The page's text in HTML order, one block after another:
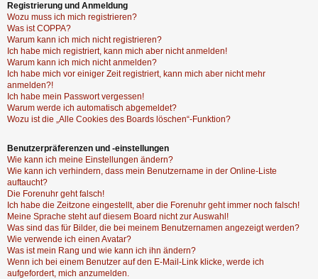
Registrierung und Anmeldung
Wozu muss ich mich registrieren?
Was ist COPPA?
Warum kann ich mich nicht registrieren?
Ich habe mich registriert, kann mich aber nicht anmelden!
Warum kann ich mich nicht anmelden?
Ich habe mich vor einiger Zeit registriert, kann mich aber nicht mehr
anmelden?!
Ich habe mein Passwort vergessen!
Warum werde ich automatisch abgemeldet?
Wozu ist die „Alle Cookies des Boards löschen“-Funktion?
Benutzerpräferenzen und -einstellungen
Wie kann ich meine Einstellungen ändern?
Wie kann ich verhindern, dass mein Benutzername in der Online-Liste
auftaucht?
Die Forenuhr geht falsch!
Ich habe die Zeitzone eingestellt, aber die Forenuhr geht immer noch falsch!
Meine Sprache steht auf diesem Board nicht zur Auswahl!
Was sind das für Bilder, die bei meinem Benutzernamen angezeigt werden?
Wie verwende ich einen Avatar?
Was ist mein Rang und wie kann ich ihn ändern?
Wenn ich bei einem Benutzer auf den E-Mail-Link klicke, werde ich
aufgefordert, mich anzumelden.